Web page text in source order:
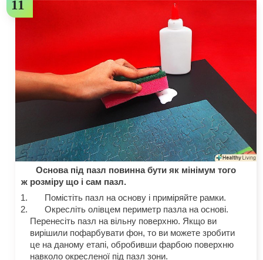
Основа під пазл повинна бути як мінімум того
ж розміру що і сам пазл.
Помістіть пазл на основу і приміряйте рамки.
Окресліть олівцем периметр пазла на основі.
Перенесіть пазл на вільну поверхню. Якщо ви
вирішили пофарбувати фон, то ви можете зробити
це на даному етапі, обробивши фарбою поверхню
навколо окресленої під пазл зони.